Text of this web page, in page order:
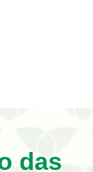
das